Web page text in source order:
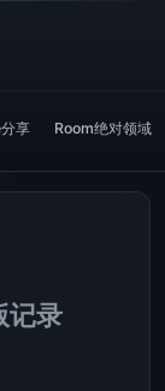
享 Room绝对领域
录